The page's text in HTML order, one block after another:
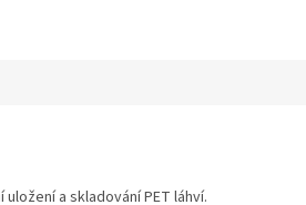
a skladování PET láhví.